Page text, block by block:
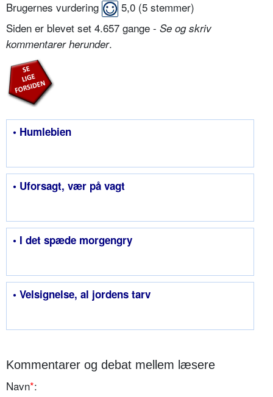
Brugernes vurdering 5,0 (5 stemmer)
Siden er blevet set 4.657 gange - Se og skriv
kommentarer herunder.
• Humlebien
• Uforsagt, vær på vagt
• I det spæde morgengry
• Velsignelse, al jordens tarv
Kommentarer og debat mellem læsere
Navn*: